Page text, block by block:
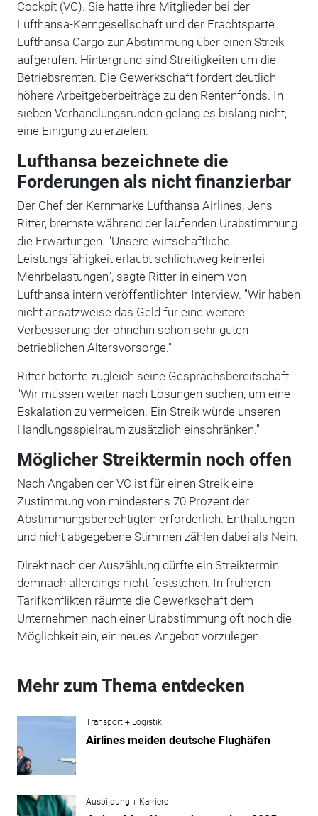
Cockpit (VC). Sie hatte ihre Mitglieder bei der
Lufthansa-Kerngesellschaft und der Frachtsparte
Lufthansa Cargo zur Abstimmung über einen Streik
aufgerufen. Hintergrund sind Streitigkeiten um die
Betriebsrenten. Die Gewerkschaft fordert deutlich
höhere Arbeitgeberbeiträge zu den Rentenfonds. In
sieben Verhandlungsrunden gelang es bislang nicht,
eine Einigung zu erzielen.
Lufthansa bezeichnete die
Forderungen als nicht finanzierbar
Der Chef der Kernmarke Lufthansa Airlines, Jens
Ritter, bremste während der laufenden Urabstimmung
die Erwartungen. "Unsere wirtschaftliche
Leistungsfähigkeit erlaubt schlichtweg keinerlei
Mehrbelastungen", sagte Ritter in einem von
Lufthansa intern veröffentlichten Interview. "Wir haben
nicht ansatzweise das Geld für eine weitere
Verbesserung der ohnehin schon sehr guten
betrieblichen Altersvorsorge."
Ritter betonte zugleich seine Gesprächsbereitschaft.
"Wir müssen weiter nach Lösungen suchen, um eine
Eskalation zu vermeiden. Ein Streik würde unseren
Handlungsspielraum zusätzlich einschränken."
Möglicher Streiktermin noch offen
Nach Angaben der VC ist für einen Streik eine
Zustimmung von mindestens 70 Prozent der
Abstimmungsberechtigten erforderlich. Enthaltungen
und nicht abgegebene Stimmen zählen dabei als Nein.
Direkt nach der Auszählung dürfte ein Streiktermin
demnach allerdings nicht feststehen. In früheren
Tarifkonflikten räumte die Gewerkschaft dem
Unternehmen nach einer Urabstimmung oft noch die
Möglichkeit ein, ein neues Angebot vorzulegen.
Mehr zum Thema entdecken
Transport + Logistik
Airlines meiden deutsche Flughäfen
Ausbildung + Karriere